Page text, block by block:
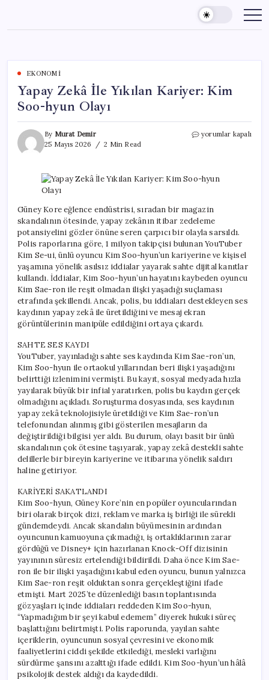
content
EKONOMI
Yapay Zekâ İle Yıkılan Kariyer: Kim
Soo-hyun Olayı
By Murat Demir
25 Mayıs 2026
2 Min Read
Yapay
Kariyer:
Kim
hyun
Olayı
için
yorumlar kapalı
Güney Kore eğlence endüstrisi, sıradan bir magazin
skandalının ötesinde, yapay zekânın itibar zedeleme
potansiyelini gözler önüne seren çarpıcı bir olayla sarsıldı.
Polis raporlarına göre, 1 milyon takipçisi bulunan YouTuber
Kim Se-ui, ünlü oyuncu Kim Soo-hyun’un kariyerine ve kişisel
yaşamına yönelik asılsız iddialar yayarak sahte dijital kanıtlar
kullandı. İddialar, Kim Soo-hyun’un hayatını kaybeden oyuncu
Kim Sae-ron ile reşit olmadan ilişki yaşadığı suçlaması
etrafında şekillendi. Ancak, polis, bu iddiaları destekleyen ses
kaydının yapay zekâ ile üretildiğini ve mesaj ekran
görüntülerinin manipüle edildiğini ortaya çıkardı.
SAHTE SES KAYDI
YouTuber, yayınladığı sahte ses kaydında Kim Sae-ron’un,
Kim Soo-hyun ile ortaokul yıllarından beri ilişki yaşadığını
belirttiği izlenimini vermişti. Bu kayıt, sosyal medyada hızla
yayılarak büyük bir infial yaratırken, polis bu kaydın gerçek
olmadığını açıkladı. Soruşturma dosyasında, ses kaydının
yapay zekâ teknolojisiyle üretildiği ve Kim Sae-ron’un
telefonundan alınmış gibi gösterilen mesajların da
değiştirildiği bilgisi yer aldı. Bu durum, olayı basit bir ünlü
skandalının çok ötesine taşıyarak, yapay zekâ destekli sahte
delillerle bir bireyin kariyerine ve itibarına yönelik saldırı
haline getiriyor.
KARİYERİ SAKATLANDI
Kim Soo-hyun, Güney Kore’nin en popüler oyuncularından
biri olarak birçok dizi, reklam ve marka iş birliği ile sürekli
gündemdeydi. Ancak skandalın büyümesinin ardından
oyuncunun kamuoyuna çıkmadığı, iş ortaklıklarının zarar
gördüğü ve Disney+ için hazırlanan Knock-Off dizisinin
yayınının süresiz ertelendiği bildirildi. Daha önce Kim Sae-
ron ile bir ilişki yaşadığını kabul eden oyuncu, bunun yalnızca
Kim Sae-ron reşit olduktan sonra gerçekleştiğini ifade
etmişti. Mart 2025’te düzenlediği basın toplantısında
gözyaşları içinde iddiaları reddeden Kim Soo-hyun,
“Yapmadığım bir şeyi kabul edemem” diyerek hukuki süreç
başlattığını belirtmişti. Polis raporunda, yayılan sahte
içeriklerin, oyuncunun sosyal çevresini ve ekonomik
faaliyetlerini ciddi şekilde etkilediği, mesleki varlığını
sürdürme şansını azalttığı ifade edildi. Kim Soo-hyun’un hâlâ
psikolojik destek aldığı da kaydedildi.